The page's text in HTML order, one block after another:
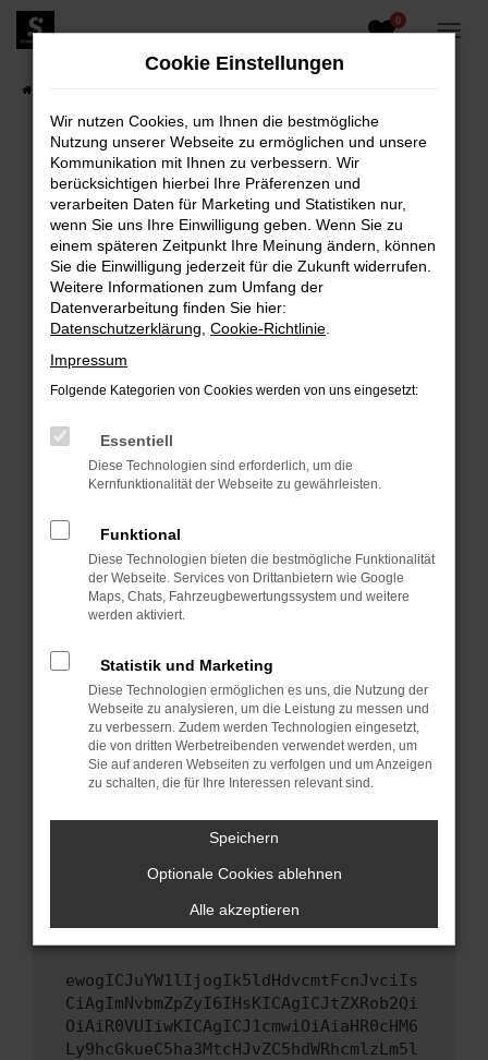
Zum
Hauptinhalt
0
FEHLER: NETWORK ERROR
Beim Laden ist ein Fehler aufgetreten.
Hier sind ein paar Tipps, die dir helfen können:
Überprüfe deine Firewall und deine
Internetverbindung.
Laden andere Webseiten, zum Beispiel deine
Suchmaschine?
Prüfe deine Browsererweiterungen.
können das Laden bestimmter Seiten
verhindern. Funktioniert die Seite in einem
anderen Browser oder in einem privaten
Starte dein Gerät neu.
Das kann manchmal helfen, vorübergehende
Probleme zu beheben.
Betriebssystem auf dem neuesten Stand
sind.
Veraltete Software birgt nicht nur ein
Sicherheitsrisiko, sondern kann auch dazu
führen, dass bestimmte Funktionen nicht mehr
unterstützt werden.
Wenn du alle oben genannten Schritte versucht
versuchen, das Problem zu beheben. Du kannst
uns diesen Text schicken, um uns bei der
Fehlersuche zu unterstützen:
ewogICJuYW1lIjogIk5ldHdvcmtFcnJvciIs
CiAgImNvbmZpZyI6IHsKICAgICJtZXRob2Qi
OiAiR0VUIiwKICAgICJ1cmwiOiAiaHR0cHM6
Ly9hcGkueC5ha3MtcHJvZC5hdWRhcmlzLm5l
Cookie Einstellungen
Wir nutzen Cookies, um Ihnen die bestmögliche
Nutzung unserer Webseite zu ermöglichen und unsere
Kommunikation mit Ihnen zu verbessern. Wir
berücksichtigen hierbei Ihre Präferenzen und
verarbeiten Daten für Marketing und Statistiken nur,
wenn Sie uns Ihre Einwilligung geben. Wenn Sie zu
einem späteren Zeitpunkt Ihre Meinung ändern, können
Sie die Einwilligung jederzeit für die Zukunft widerrufen.
Weitere Informationen zum Umfang der
Datenverarbeitung finden Sie hier:
Datenschutzerklärung Cookie-Richtlinie
Impressum
Folgende Kategorien von Cookies werden von uns eingesetzt:
Essentiell
Diese Technologien sind erforderlich, um die
Kernfunktionalität der Webseite zu gewährleisten.
Funktional
Diese Technologien bieten die bestmögliche Funktionalität
der Webseite. Services von Drittanbietern wie Google
Maps, Chats, Fahrzeugbewertungssystem und weitere
werden aktiviert.
Statistik und Marketing
Diese Technologien ermöglichen es uns, die Nutzung der
Webseite zu analysieren, um die Leistung zu messen und
zu verbessern. Zudem werden Technologien eingesetzt,
die von dritten Werbetreibenden verwendet werden, um
Sie auf anderen Webseiten zu verfolgen und um Anzeigen
zu schalten, die für Ihre Interessen relevant sind.
Speichern
Optionale Cookies ablehnen
Alle akzeptieren